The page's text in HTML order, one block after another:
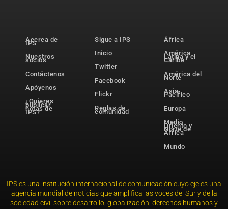
Acerca de
IPS
Nuestros
socios
Contáctenos
Apóyenos
¿Quieres
publicar
notas de
IPS?
Sigue a IPS
Inicio
Twitter
Facebook
Flickr
Reglas de
comunidad
África
América
Latina y el
Caribe
América del
Norte
Asia-
Pacífico
Europa
Medio
Oriente y
Norte de
África
Mundo
IPS es una institución internacional de comunicación cuyo eje es una
agencia mundial de noticias que amplifica las voces del Sur y de la
sociedad civil sobre desarrollo, globalización, derechos humanos y